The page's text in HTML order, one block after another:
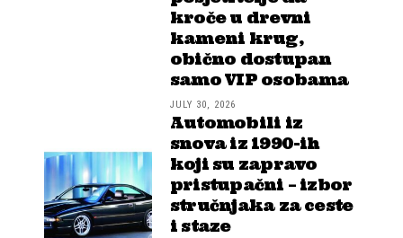
kroče u drevni
kameni krug,
obično dostupan
samo VIP osobama
JULY 30, 2026
Automobili iz
snova iz 1990-ih
koji su zapravo
pristupačni – izbor
stručnjaka za ceste
i staze